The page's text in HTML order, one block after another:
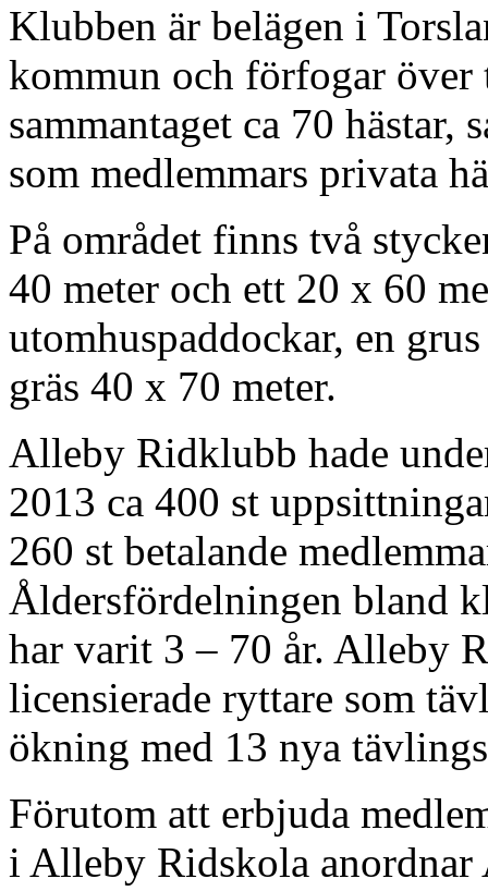
Klubben är belägen i
kommun och förfogar över
sammantaget ca 70 hästar,
som medlemmars privata
På området finns två
40 meter och ett 20 x 60
utomhuspaddockar, en
gräs 40 x 70 meter.
Alleby Ridklubb hade
2013 ca 400 st
260 st betalande
Åldersfördelningen bland
har varit 3 – 70 år. Alleby
licensierade ryttare som
ökning med 13 nya
Förutom att erbjuda
i Alleby Ridskola